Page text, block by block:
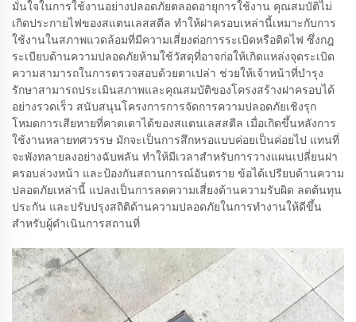
มั่นใจในการใช้งานอย่างปลอดภัยตลอดอายุการใช้งาน คุณสมบัติไม่
เกิดประกายไฟของสแตนเลสสตีล ทำให้ฝาครอบเหล่านี้เหมาะกับการ
ใช้งานในสภาพแวดล้อมที่มีความเสี่ยงต่อการระเบิดหรือติดไฟ ซึ่งกฎ
ระเบียบด้านความปลอดภัยห้ามใช้วัสดุที่อาจก่อให้เกิดแหล่งจุดระเบิด
ความสามารถในการตรวจสอบด้วยตาเปล่า ช่วยให้เจ้าหน้าที่บำรุง
รักษาสามารถประเมินสภาพและคุณสมบัติของโครงสร้างฝาครอบได้
อย่างรวดเร็ว สนับสนุนโครงการการจัดการความปลอดภัยเชิงรุก
โหมดการเสียหายที่คาดเดาได้ของสแตนเลสสตีล เมื่อเกิดขึ้นหลังการ
ใช้งานหลายทศวรรษ มักจะเป็นการสึกหรอแบบค่อยเป็นค่อยไป แทนที่
จะพังทลายลงอย่างฉับพลัน ทำให้มีเวลาสำหรับการวางแผนเปลี่ยนฝา
ครอบล่วงหน้า และป้องกันสถานการณ์อันตราย ข้อได้เปรียบด้านความ
ปลอดภัยเหล่านี้ แปลงเป็นการลดความเสี่ยงด้านความรับผิด ลดต้นทุน
ประกัน และปรับปรุงสถิติด้านความปลอดภัยในการทำงานให้ดีขึ้น
สำหรับผู้ดำเนินการสถานที่